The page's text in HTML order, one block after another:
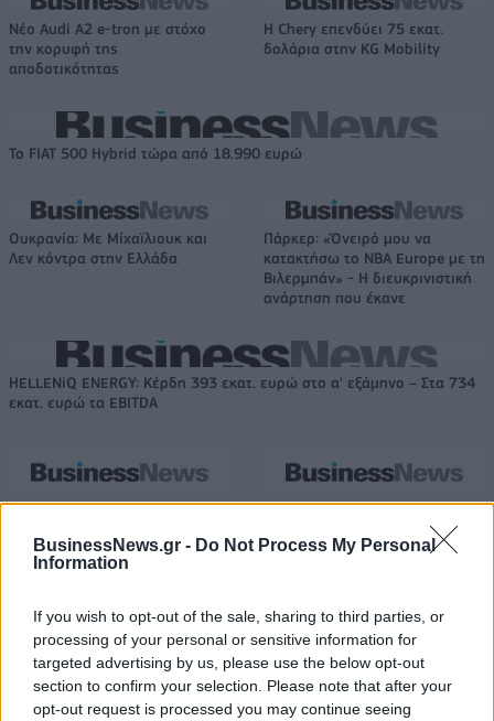
BusinessNews.gr - Do Not Process My Personal
Information
If you wish to opt-out of the sale, sharing to third parties, or
processing of your personal or sensitive information for
targeted advertising by us, please use the below opt-out
section to confirm your selection. Please note that after your
opt-out request is processed you may continue seeing
Νέο Audi A2 e-tron με στόχο
την κορυφή της
αποδοτικότητας
Η Chery επενδύει 75 εκατ.
δολάρια στην KG Mobility
Το FIAT 500 Hybrid τώρα από 18.990 ευρώ
Ουκρανία: Με Μίχαϊλιουκ και
Λεν κόντρα στην Ελλάδα
Πάρκερ: «Όνειρό μου να
κατακτήσω το ΝΒΑ Europe με τη
Βιλερμπάν» - Η διευκρινιστική
ανάρτηση που έκανε
HELLENiQ ENERGY: Κέρδη 393 εκατ. ευρώ στο α' εξάμηνο – Στα 734
εκατ. ευρώ τα EBITDA
δισ. ευρώ – Στα 446 εκατ. ευρώ
τα EBITDA
δισ. ευρώ ως το 2028 για την
Ενέργεια
Η συμφωνία Arval-Athlon αναδιαμορφώνει την αγορά leasing